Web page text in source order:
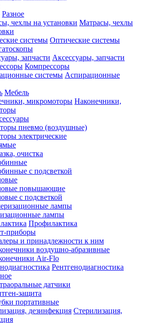
Разное
Матрасы, чехлы
Оптические системы
Аксессуары, запчасти
Компрессоры
Аспирационные
Мебель
Наконечники,
пневмо (воздушные)
электрические
очистка
с подсветкой
повышающие
с подсветкой
лампы
Профилактика
приборы
и принадлежности к ним
воздушно-абразивные
Air-Flo
Рентгенодиагностика
датчики
защита
портативные
Стерилизация,